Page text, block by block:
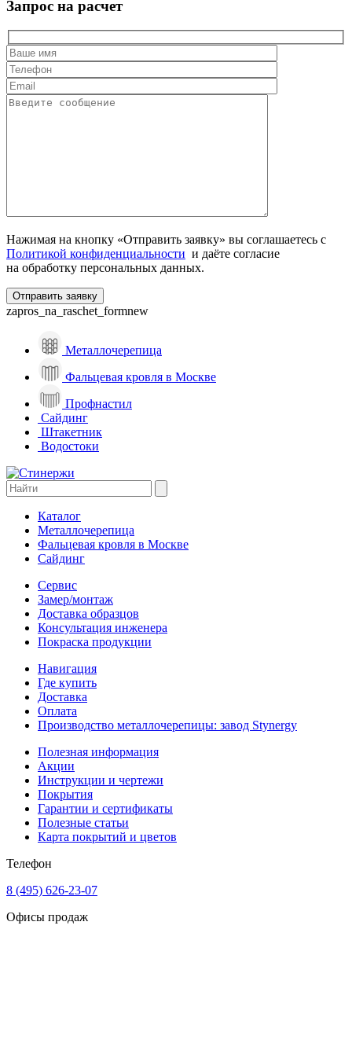
Запрос на расчет
Нажимая на кнопку «Отправить заявку» вы соглашаетесь с
Политикой конфиденциальности и даёте согласие
на обработку персональных данных.
zapros_na_raschet_formnew
Металлочерепица
Фальцевая кровля в Москве
Профнастил
Сайдинг
Штакетник
Водостоки
Каталог
Металлочерепица
Фальцевая кровля в Москве
Сайдинг
Сервис
Замер/монтаж
Доставка образцов
Консультация инженера
Покраска продукции
Навигация
Где купить
Доставка
Оплата
Производство металлочерепицы: завод Stynergy
Полезная информация
Акции
Инструкции и чертежи
Покрытия
Гарантии и сертификаты
Полезные статьи
Карта покрытий и цветов
Телефон
8 (495) 626-23-07
Офисы продаж